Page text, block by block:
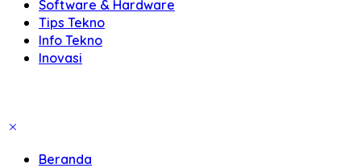
Software & Hardware
Tips Tekno
Info Tekno
Inovasi
Beranda